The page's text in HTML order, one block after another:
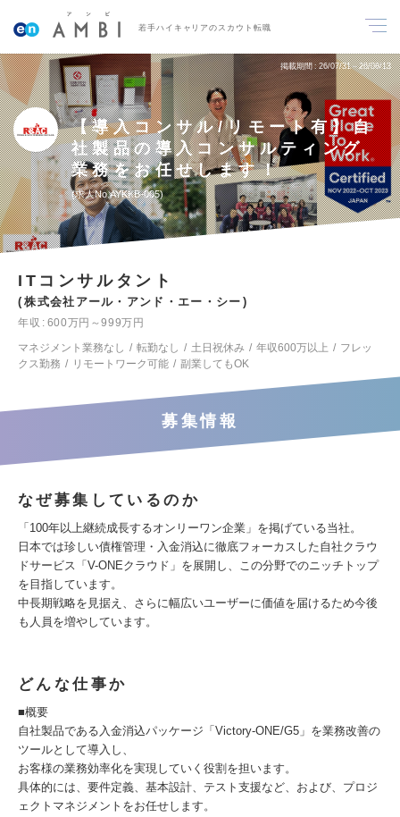
若手ハイキャリアのスカウト転職
掲載期間 26/07/31～26/08/13
【導入コンサル/リモート有】自
社製品の導入コンサルティング
業務をお任せします！
求人No.AYKKB-005
ITコンサルタント
株式会社アール・アンド・エー・シー
年収
600万円～999万円
マネジメント業務なし
転勤なし 土日祝休み 年収600万以上
フレッ
クス勤務
リモートワーク可能 副業してもOK
募集情報
なぜ募集しているのか
「100年以上継続成長するオンリーワン企業」を掲げている当社。
日本では珍しい債権管理・入金消込に徹底フォーカスした自社クラウ
ドサービス「V-ONEクラウド」を展開し、この分野でのニッチトップ
を目指しています。
中長期戦略を見据え、さらに幅広いユーザーに価値を届けるため今後
も人員を増やしています。
どんな仕事か
■概要
自社製品である入金消込パッケージ「Victory-ONE/G5」を業務改善の
ツールとして導入し、
お客様の業務効率化を実現していく役割を担います。
具体的には、要件定義、基本設計、テスト支援など、および、プロジ
ェクトマネジメントをお任せします。